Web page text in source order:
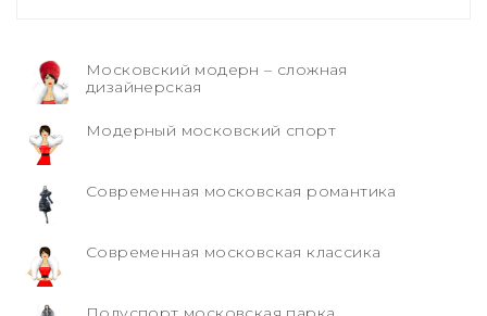
Московский модерн – сложная
дизайнерская
Модерный московский спорт
Современная московская романтика
Современная московская классика